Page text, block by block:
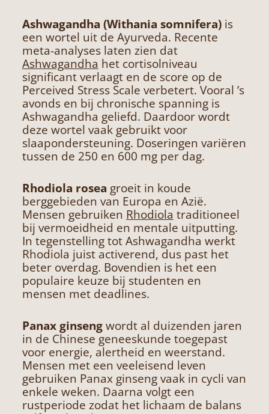
Ashwagandha (Withania somnifera)is
een wortel uit de Ayurveda. Recente
meta-analyses laten zien dat
Ashwagandha het cortisolniveau
significant verlaagt en de score op de
Perceived Stress Scale verbetert. Vooral ’s
avonds en bij chronische spanning is
Ashwagandha geliefd. Daardoor wordt
deze wortel vaak gebruikt voor
slaapondersteuning. Doseringen variëren
tussen de 250 en 600 mg per dag.
Rhodiola rosea groeit in koude
berggebieden van Europa en Azië.
Mensen gebruiken Rhodiola traditioneel
bij vermoeidheid en mentale uitputting.
In tegenstelling tot Ashwagandha werkt
Rhodiola juist activerend, dus past het
beter overdag. Bovendien is het een
populaire keuze bij studenten en
mensen met deadlines.
Panax ginsengwordt al duizenden jaren
in de Chinese geneeskunde toegepast
voor energie, alertheid en weerstand.
Mensen met een veeleisend leven
gebruiken Panax ginseng vaak in cycli van
enkele weken. Daarna volgt een
rustperiode zodat het lichaam de balans